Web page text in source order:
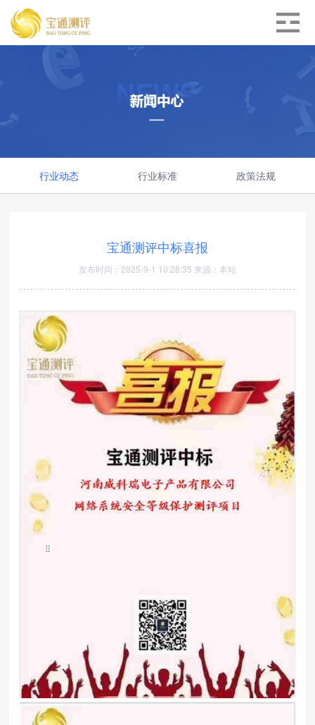
行业动态 行业标准 政策法规
宝通测评中标喜报
发布时间：2025-9-1 10:28:35 来源：本站